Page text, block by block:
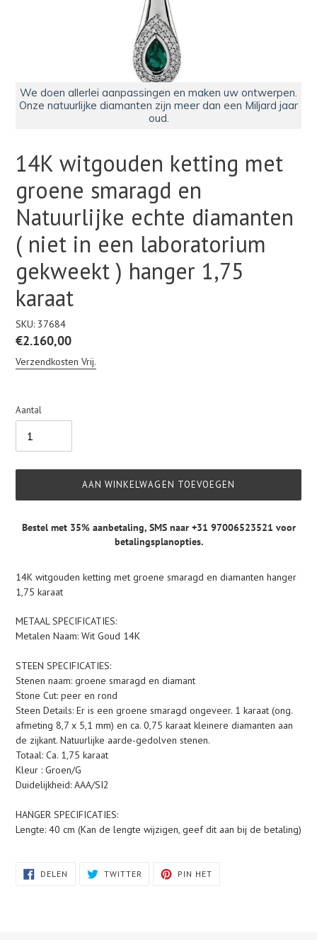
We doen allerlei aanpassingen en maken uw ontwerpen.
Onze natuurlijke diamanten zijn meer dan een Miljard jaar
oud.
14K witgouden ketting met
groene smaragd en
Natuurlijke echte diamanten
( niet in een laboratorium
gekweekt ) hanger 1,75
karaat
SKU: 37684
Normale
prijs
€2.160,00
Verzendkosten Vrij.
Aantal
AAN WINKELWAGEN TOEVOEGEN
Bestel met 35% aanbetaling, SMS naar +31 97006523521 voor
betalingsplanopties.
toegevoegen
aan
winkelwagen
14K witgouden ketting met groene smaragd en diamanten hanger
1,75 karaat
METAAL SPECIFICATIES:
Metalen Naam: Wit Goud 14K
STEEN SPECIFICATIES:
Stenen naam: groene smaragd en diamant
Stone Cut: peer en rond
Steen Details: Er is een groene smaragd ongeveer. 1 karaat (ong.
afmeting 8,7 x 5,1 mm) en ca. 0,75 karaat kleinere diamanten aan
de zijkant. Natuurlijke aarde-gedolven stenen.
Totaal: Ca. 1,75 karaat
Kleur : Groen/G
Duidelijkheid: AAA/SI2
HANGER SPECIFICATIES:
Lengte: 40 cm (Kan de lengte wijzigen, geef dit aan bij de betaling)
DELEN DELEN
TWITTER TWITTEREN
OP
PIN HET